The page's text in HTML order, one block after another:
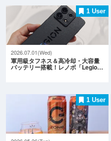
1 User
2026.07.01(Wed)
軍用級タフネス＆高冷却・大容量
バッテリー搭載！レノボ「Legio…
1 User